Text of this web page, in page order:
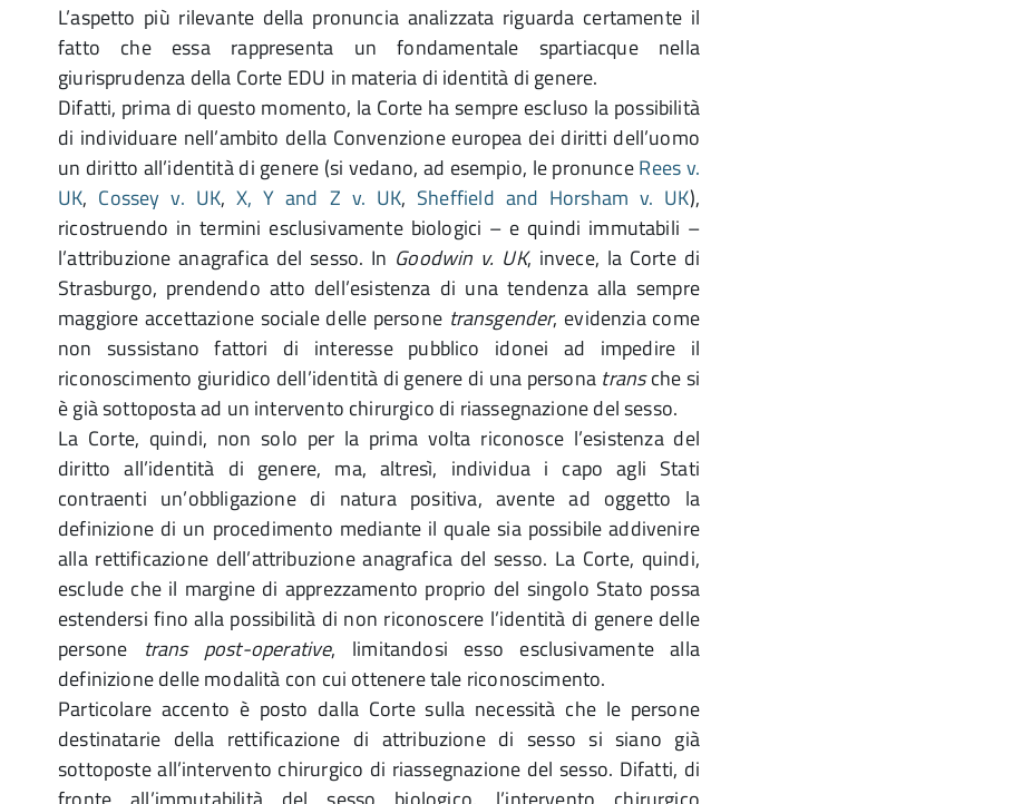
L’aspetto più rilevante della pronuncia analizzata riguarda certamente il
fatto che essa rappresenta un fondamentale spartiacque nella
giurisprudenza della Corte EDU in materia di identità di genere.
Difatti, prima di questo momento, la Corte ha sempre escluso la possibilità
di individuare nell’ambito della Convenzione europea dei diritti dell’uomo
un diritto all’identità di genere (si vedano, ad esempio, le pronunceRees v.
UK, Cossey v. UK, X, Y and Z v. UK, Sheffield and Horsham v. UK),
ricostruendo in termini esclusivamente biologici – e quindi immutabili –
l’attribuzione anagrafica del sesso. In Goodwin v. UK, invece, la Corte di
Strasburgo, prendendo atto dell’esistenza di una tendenza alla sempre
maggiore accettazione sociale delle persone transgender, evidenzia come
non sussistano fattori di interesse pubblico idonei ad impedire il
riconoscimento giuridico dell’identità di genere di una persona transche si
è già sottoposta ad un intervento chirurgico di riassegnazione del sesso.
La Corte, quindi, non solo per la prima volta riconosce l’esistenza del
diritto all’identità di genere, ma, altresì, individua i capo agli Stati
contraenti un’obbligazione di natura positiva, avente ad oggetto la
definizione di un procedimento mediante il quale sia possibile addivenire
alla rettificazione dell’attribuzione anagrafica del sesso. La Corte, quindi,
esclude che il margine di apprezzamento proprio del singolo Stato possa
estendersi fino alla possibilità di non riconoscere l’identità di genere delle
persone trans post-operative, limitandosi esso esclusivamente alla
definizione delle modalità con cui ottenere tale riconoscimento.
Particolare accento è posto dalla Corte sulla necessità che le persone
destinatarie della rettificazione di attribuzione di sesso si siano già
sottoposte all’intervento chirurgico di riassegnazione del sesso. Difatti, di